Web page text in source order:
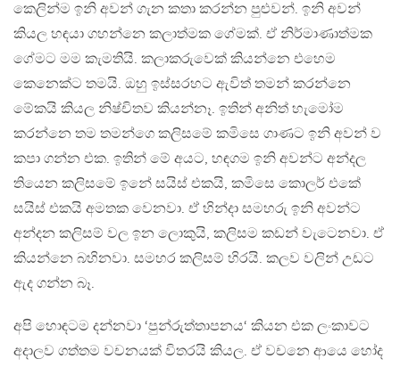
කෙලින්ම ඉනි අවන් ගැන කතා කරන්න පුළුවන්. ඉනි අවන්
කියල හඳයා ගහන්නෙ කලාත්මක ගේමක්. ඒ නිර්මාණාත්මක
ගේමට මම කැමතියි. කලාකරුවෙක් කියන්නෙ එහෙම
කෙනෙක්ට තමයි. ඔහු ඉස්සරහට ඇවිත් තමන් කරන්නෙ
මේකයි කියල නිෂ්චිතව කියන්නෑ. ඉතින් අනිත් හැමෝම
කරන්නෙ තම තමන්ගෙ කලිසමේ කමිසෙ ගාණට ඉනි අවන් ව
කපා ගන්න එක. ඉතින් මේ අයට, හඳගම ඉනි අවන්ට අන්දල
තියෙන කලිසමේ ඉනේ සයිස් එකයි, කමිසෙ කොලර් එකේ
සයිස් එකයි අමතක වෙනවා. ඒ හින්දා සමහරු ඉනි අවන්ට
අන්දන කලිසම් වල ඉන ලොකුයි, කලිසම කඩන් වැටෙනවා. ඒ
කියන්නෙ බහිනවා. සමහර කලිසම් හිරයි. කලව වලින් උඩට
ඇද ගන්න බෑ.
අපි හොඳටම දන්නවා ‘පුන්රුත්තාපනය‘ කියන එක ලංකාවට
අදාලව ගත්තම වචනයක් විතරයි කියල. ඒ වචනෙ ආයෙ හෝද